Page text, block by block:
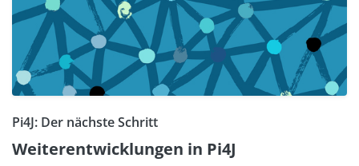
Pi4J: Der nächste Schritt
Weiterentwicklungen in Pi4J